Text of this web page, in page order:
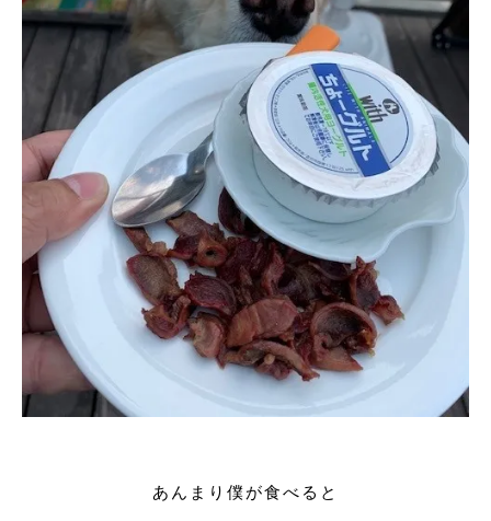
あんまり僕が食べると